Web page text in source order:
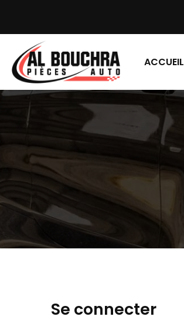
ACCUEIL
Se connecter